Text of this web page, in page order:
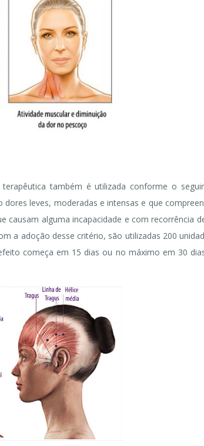
também é utilizada conforme o
leves, moderadas e intensas e que
causam alguma incapacidade e com recorrência
a adoção desse critério, são utilizadas 200
começa em 15 dias ou no máximo em 30